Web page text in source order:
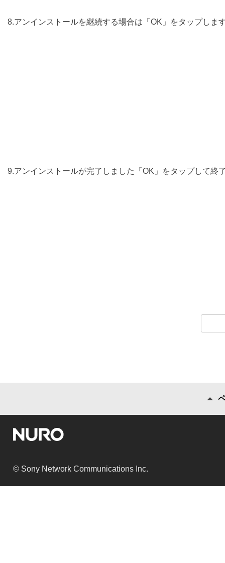
8.アンインストールを継続する場合は「OK」をタップしま
9.アンインストールが完了しました「OK」をタップして終
© Sony Network Communications Inc.